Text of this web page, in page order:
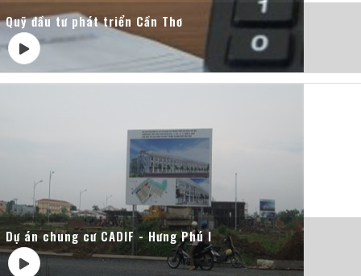
Quỹ đầu tư phát triển Cần Thơ
Dự án chung cư CADIF - Hưng Phú I